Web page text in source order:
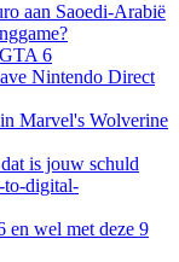
aan Saoedi-Arabië
6
Nintendo Direct
Marvel's Wolverine
is jouw schuld
to-digital-
en wel met deze 9